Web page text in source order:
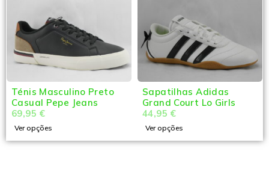
Ténis Masculino Preto
Casual Pepe Jeans
69,95 €
Ver opções
Sapatilhas Adidas
Grand Court Lo Girls
44,95 €
Ver opções